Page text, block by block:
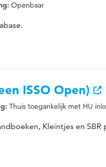
Openbaar
ISSO Open)
Thuis toegankelijk met HU
Kleintjes en